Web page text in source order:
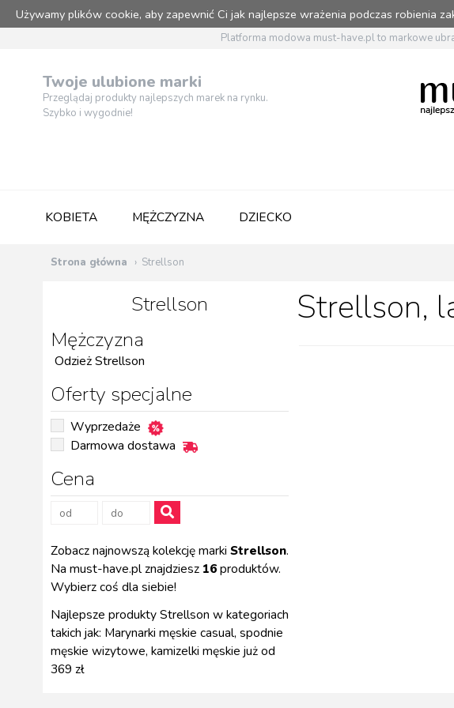
Używamy plików cookie, aby zapewnić Ci jak najlepsze wrażenia podczas robienia
Platforma modowa must-have.pl to markowe
Twoje ulubione marki
Przeglądaj produkty najlepszych marek na rynku.
Szybko i wygodnie!
KOBIETA MĘŻCZYZNA DZIECKO
Strona główna Strellson
Strellson
Mężczyzna
Odzież Strellson
Oferty specjalne
Wyprzedaże
Darmowa dostawa
Cena
Zobacz najnowszą kolekcję marki Strellson.
Na must-have.pl znajdziesz 16produktów.
Wybierz coś dla siebie!
Najlepsze produkty Strellson w kategoriach
takich jak: Marynarki męskie casual, spodnie
męskie wizytowe, kamizelki męskie już od
369 zł
Strellson,